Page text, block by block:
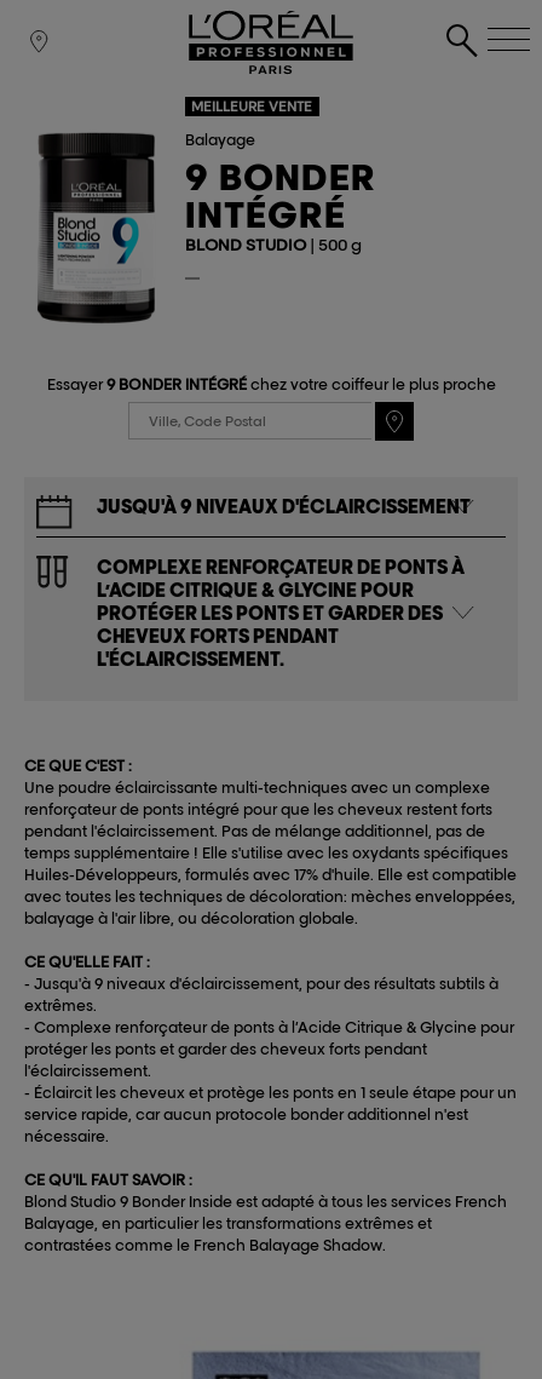
MEILLEURE VENTE
Balayage
9 BONDER
INTÉGRÉ
BLOND STUDIO| 500 g
Essayer9 BONDER INTÉGRÉ chez votre coiffeur le plus proche
JUSQU'À 9 NIVEAUX D'ÉCLAIRCISSEMENT
COMPLEXE RENFORÇATEUR DE PONTS À
L’ACIDE CITRIQUE & GLYCINE POUR
PROTÉGER LES PONTS ET GARDER DES
CHEVEUX FORTS PENDANT
L'ÉCLAIRCISSEMENT.
CE QUE C'EST :
Une poudre éclaircissante multi-techniques avec un complexe
renforçateur de ponts intégré pour que les cheveux restent forts
pendant l'éclaircissement. Pas de mélange additionnel, pas de
temps supplémentaire ! Elle s'utilise avec les oxydants spécifiques
Huiles-Développeurs, formulés avec 17% d'huile. Elle est compatible
avec toutes les techniques de décoloration: mèches enveloppées,
balayage à l'air libre, ou décoloration globale.
CE QU'ELLE FAIT :
- Jusqu'à 9 niveaux d'éclaircissement, pour des résultats subtils à
extrêmes.
- Complexe renforçateur de ponts à l’Acide Citrique & Glycine pour
protéger les ponts et garder des cheveux forts pendant
l'éclaircissement.
- Éclaircit les cheveux et protège les ponts en 1 seule étape pour un
service rapide, car aucun protocole bonder additionnel n'est
nécessaire.
CE QU'IL FAUT SAVOIR :
Blond Studio 9 Bonder Inside est adapté à tous les services French
Balayage, en particulier les transformations extrêmes et
contrastées comme le French Balayage Shadow.